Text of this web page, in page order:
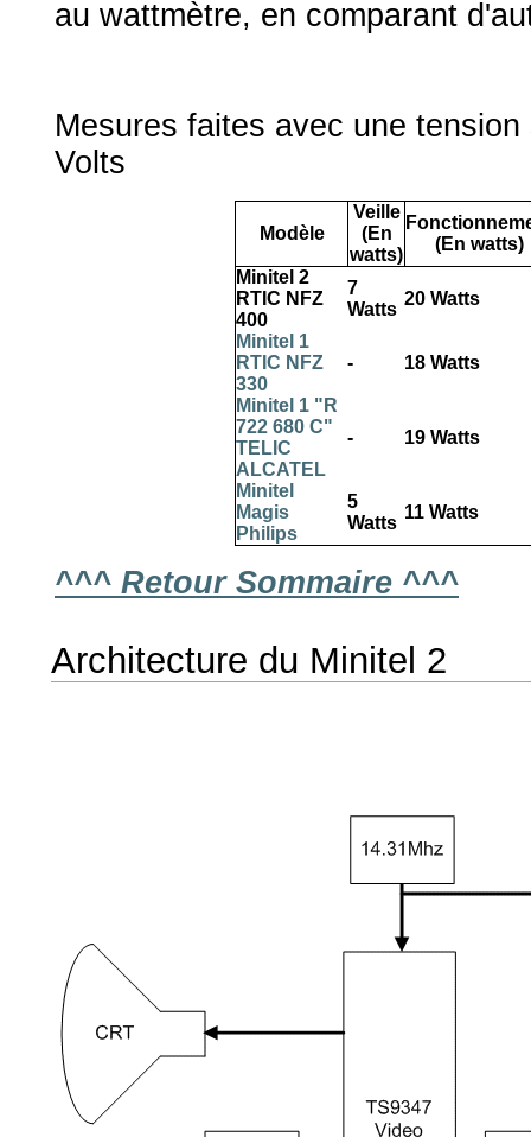
au wattmètre, en comparant
Mesures faites avec une
Volts
Modèle
Veille
(En
watts)
(En watts)
Minitel 2
RTIC NFZ
400
7
Watts
20 Watts
Minitel 1
RTIC NFZ
330
- 18 Watts
Minitel 1 "R
722 680 C"
TELIC
ALCATEL
- 19 Watts
Minitel
Magis
Philips
5
Watts
11 Watts
^^^ Retour Sommaire ^^^
Architecture du Minitel 2